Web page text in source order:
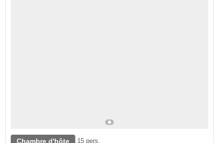
Chambre d'hôte 15 pers.